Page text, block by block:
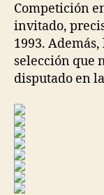
Competición
invitado,
1993.
selección que
disputado en